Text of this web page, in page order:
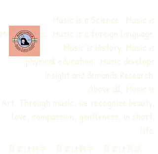
音楽は科学、音楽は数学、音楽は言語、
Music is a Science. Music is
Mathematics. Music is a foreign language.
Music is History. Music is
physical education. Music develops
Insight and demands Research.
Above all, Music is
Art. Through music, we recognize beauty,
love, compassion, gentleness, in short,
life.